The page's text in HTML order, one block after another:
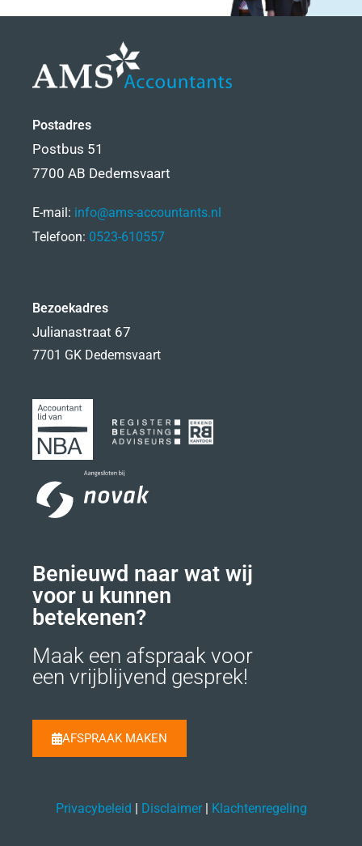
Postadres
Postbus 51
7700 AB Dedemsvaart
E-mail: info@ams-accountants.nl
Telefoon: 0523-610557
Bezoekadres
Julianastraat 67
7701 GK Dedemsvaart
Benieuwd naar wat wij
voor u kunnen
betekenen?
Maak een afspraak voor
een vrijblijvend gesprek!
AFSPRAAK MAKEN
Privacybeleid Disclaimer| Klachtenregeling